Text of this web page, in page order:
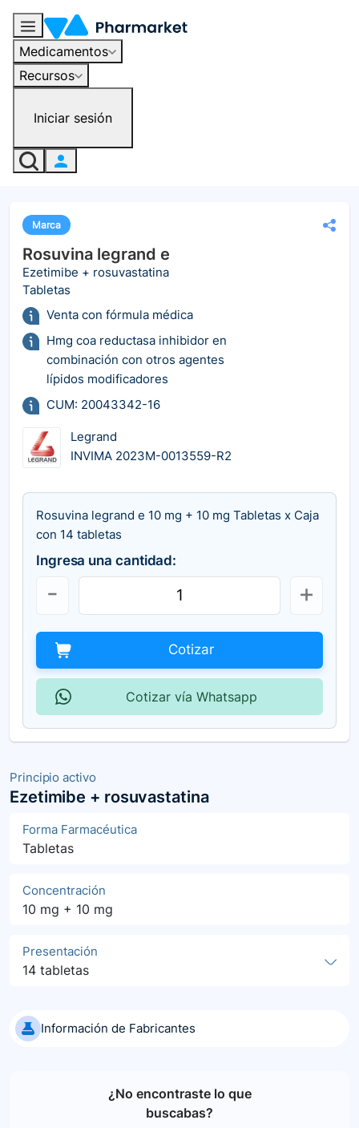
Medicamentos
Recursos
Iniciar sesión
Principio activo
Ezetimibe + rosuvastatina
Forma Farmacéutica
Tabletas
Concentración
10 mg + 10 mg
Presentación
14 tabletas
Información de Fabricantes
¿No encontraste lo que
buscabas?
Marca
Rosuvina legrand e
Ezetimibe + rosuvastatina
Tabletas
Venta con fórmula médica
Hmg coa reductasa inhibidor en
combinación con otros agentes
lípidos modificadores
CUM: 20043342-16
Legrand
INVIMA 2023M-0013559-R2
Rosuvina legrand e 10 mg + 10 mg Tabletas x Caja
con 14 tabletas
Ingresa una cantidad:
Cotizar
Cotizar vía Whatsapp